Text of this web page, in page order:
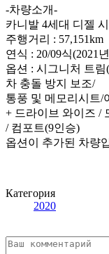
-차량소개-
카니발 4세대 디젤
주행거리 : 57,151km
연식 : 20/09식(2021
옵션 : 시그니처 트
차 충돌 방지 보조/
통풍 및 메모리시트/
+ 드라이브 와이즈 /
/ 컴포트(9인승)
옵션이 추가된 차량
Категория
2020